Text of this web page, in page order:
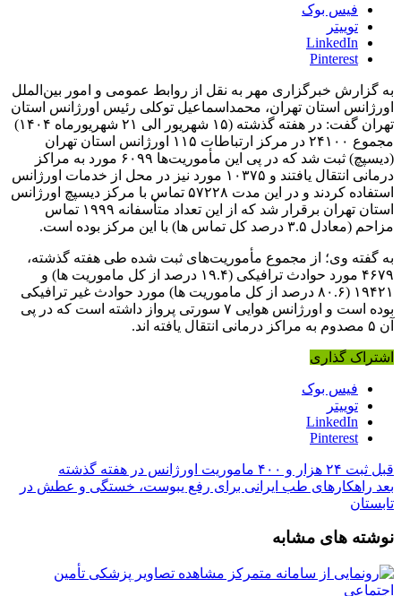
فیس بوک
توییتر
LinkedIn
Pinterest
به گزارش خبرگزاری مهر به نقل از روابط عمومی و امور بین‌الملل
اورژانس استان تهران، محمداسماعیل توکلی رئیس اورژانس استان
تهران گفت: در هفته گذشته (۱۵ شهریور الی ۲۱ شهریورماه ۱۴۰۴)
مجموع ۲۴۱۰۰ در مرکز ارتباطات ۱۱۵ اورژانس استان تهران
(دیسپچ) ثبت شد که در پی این مأموریت‌ها ۶۰۹۹ مورد به مراکز
درمانی انتقال یافتند و ۱۰۳۷۵ مورد نیز در محل از خدمات اورژانس
استفاده کردند و در این مدت ۵۷۲۲۸ تماس با مرکز دیسپچ اورژانس
استان تهران برقرار شد که از این تعداد متأسفانه ۱۹۹۹ تماس
مزاحم (معادل ۳.۵ درصد کل تماس ها) با این مرکز بوده است.
به گفته وی؛ از مجموع مأموریت‌های ثبت شده طی هفته گذشته،
۴۶۷۹ مورد حوادث ترافیکی (۱۹.۴ درصد از کل ماموریت ها) و
۱۹۴۲۱ (۸۰.۶ درصد از کل ماموریت ها) مورد حوادث غیر ترافیکی
بوده است و اورژانس هوایی ۷ سورتی پرواز داشته است که در پی
آن ۵ مصدوم به مراکز درمانی انتقال یافته اند.
اشتراک گذاری
فیس بوک
توییتر
LinkedIn
Pinterest
قبل ثبت ۲۴ هزار و ۴۰۰ ماموریت اورژانس در هفته گذشته
بعد راهکارهای طب ایرانی برای رفع یبوست، خستگی و عطش در
تابستان
نوشته های مشابه